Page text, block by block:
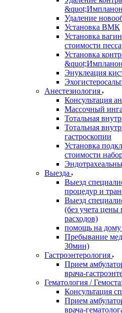
Удаление
Установка ВМК
Установка
стоимости
Установка
Энуклеация
Анестезиология
Консультация
Массочный
Тотальная
Тотальная
гастроскопии
Установка
стоимости
Выезда
Выезд
процедур и
Выезд
(без учета
расходов)
помощь на дому
Пребывание
30мин)
Гастроэнтерология
Прием
врача-
Гематология /
Консультация
Прием
врача-